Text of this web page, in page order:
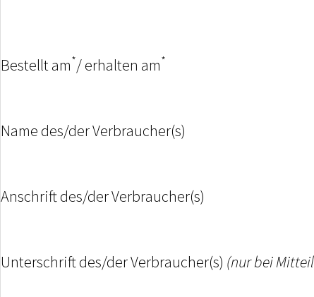
Bestellt am*/ erhalten am*
Name des/der Verbraucher(s)
Anschrift des/der Verbraucher(s)
Unterschrift des/der Verbraucher(s) (nur bei